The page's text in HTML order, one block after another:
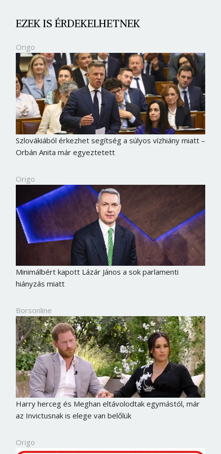
EZEK IS ÉRDEKELHETNEK
Origo
Szlovákiából érkezhet segítség a súlyos vízhiány miatt –
Orbán Anita már egyeztetett
Origo
Minimálbért kapott Lázár János a sok parlamenti
hiányzás miatt
Borsonline
Harry herceg és Meghan eltávolodtak egymástól, már
az Invictusnak is elege van belőlük
Origo
Mégse Bejelentkezés